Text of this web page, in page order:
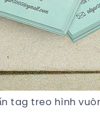
tag treo hình